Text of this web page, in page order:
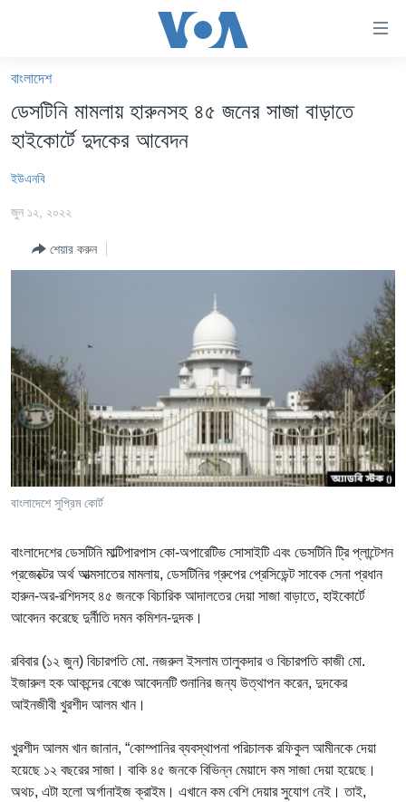
যান।
প্রধান
যান
যান
বাংলাদেশ
বিশ্ব
ভারত
টেলিভিশন
ভিডিও
Learning English
FOLLOW US
অন্য ভাষায় ওয়েব সাইট
বাংলাদেশ
ডেসটিনি মামলায় হারুনসহ ৪৫ জনের সাজা বাড়াতে
হাইকোর্টে দুদকের আবেদন
ইউএনবি
জুন ১২, ২০২২
শেয়ার করুন
বাংলাদেশে সুপ্রিম কোর্ট
বাংলাদেশের ডেসটিনি মাল্টিপারপাস কো-অপারেটিভ সোসাইটি এবং ডেসটিনি ট্রি প্লান্টেশন
প্রজেক্টের অর্থ আত্মসাতের মামলায়, ডেসটিনির গ্রুপের প্রেসিডেন্ট সাবেক সেনা প্রধান
হারুন-অর-রশিদসহ ৪৫ জনকে বিচারিক আদালতের দেয়া সাজা বাড়াতে, হাইকোর্টে
আবেদন করেছে দুর্নীতি দমন কমিশন-দুদক।
রবিবার (১২ জুন) বিচারপতি মো. নজরুল ইসলাম তালুকদার ও বিচারপতি কাজী মো.
ইজারুল হক আকন্দের বেঞ্চে আবেদনটি শুনানির জন্য উত্থাপন করেন, দুদকের
আইনজীবী খুরশীদ আলম খান।
খুরশীদ আলম খান জানান, “কোম্পানির ব্যবস্থাপনা পরিচালক রফিকুল আমীনকে দেয়া
হয়েছে ১২ বছরের সাজা। বাকি ৪৫ জনকে বিভিন্ন মেয়াদে কম সাজা দেয়া হয়েছে।
অথচ, এটা হলো অর্গানাইজ ক্রাইম। এখানে কম বেশি দেয়ার সুযোগ নেই। তাই,